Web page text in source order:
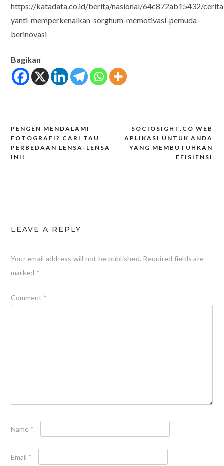
https://katadata.co.id/berita/nasional/64c872ab15432/
yanti-memperkenalkan-sorghum-memotivasi-pemuda-
berinovasi
Bagikan
Post
navigation
SOCIOSIGHT.CO WEB
APLIKASI UNTUK ANDA
YANG MEMBUTUHKAN
EFISIENSI
PENGEN MENDALAMI
FOTOGRAFI? CARI TAU
PERBEDAAN LENSA-LENSA
INI!
LEAVE A REPLY
Your email address will not be published. Required fields are
marked *
Comment *
Name *
Email *